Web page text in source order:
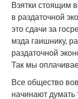
Взятки стоящим
в раздаточной
это сдачи за
мзда гаишнику,
раздаточной
Так мы
Все общество
начинают думать